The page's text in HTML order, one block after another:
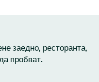
заедно, ресторанта,
пробват.